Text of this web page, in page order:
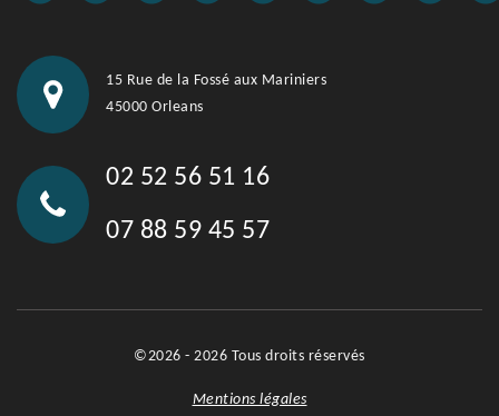
15 Rue de la Fossé aux Mariniers
45000 Orleans
02 52 56 51 16
07 88 59 45 57
©2026 - 2026 Tous droits réservés
Mentions légales